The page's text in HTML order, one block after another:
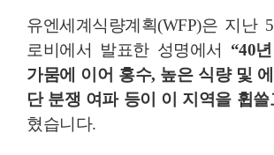
유엔세계식량계획(WFP)은 지난
로비에서 발표한 성명에서
“40
가뭄에 이어 홍수, 높은 식량 및
단 분쟁 여파 등이 이 지역을 휩쓸
혔습니다.